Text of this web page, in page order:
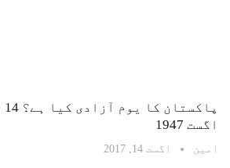
اگست 1947
امین اگست 14, 2017